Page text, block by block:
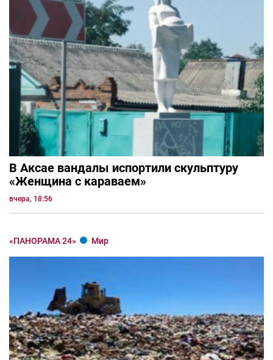
В Аксае вандалы испортили скульптуру
«Женщина с караваем»
вчера, 18:56
«ПАНОРАМА 24» Мир